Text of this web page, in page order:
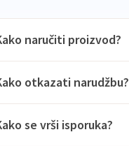
naručiti proizvod?
otkazati narudžbu?
se vrši isporuka?